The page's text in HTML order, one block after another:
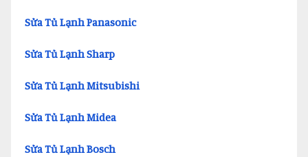
Sửa Tủ Lạnh Panasonic
Sửa Tủ Lạnh Sharp
Sửa Tủ Lạnh Mitsubishi
Sửa Tủ Lạnh Midea
Sửa Tủ Lạnh Bosch